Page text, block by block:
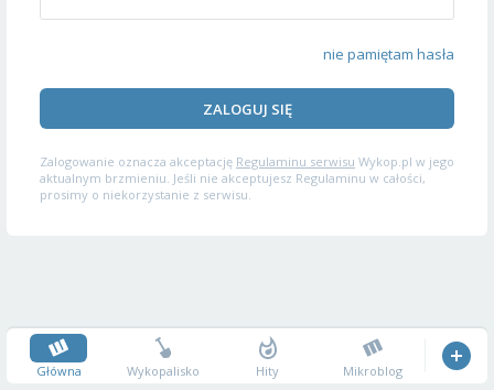
nie pamiętam hasła
ZALOGUJ SIĘ
Zalogowanie oznacza akceptację Regulaminu serwisu Wykop.pl w jego
aktualnym brzmieniu. Jeśli nie akceptujesz Regulaminu w całości,
prosimy o niekorzystanie z serwisu.
Główna Wykopalisko Hity Mikroblog